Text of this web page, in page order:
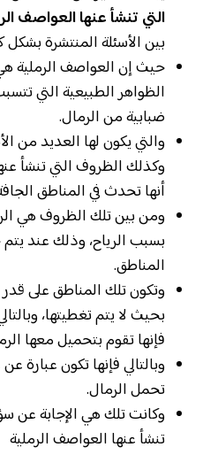
التي تنشأ عنها العواصف
بين الأسئلة المنتشرة بشكل
حيث إن العواصف الرملية
الظواهر الطبيعية التي
ضبابية من الرمال.
والتي يكون لها العديد من
وكذلك الظروف التي تنشأ
أنها تحدث في المناطق
ومن بين تلك الظروف هي
بسبب الرياح، وذلك عند
المناطق.
وتكون تلك المناطق على
بحيث لا يتم تغطيتها،
فإنها تقوم بتحميل معها
وبالتالي فإنها تكون عبارة
تحمل الرمال.
وكانت تلك هي الإجابة عن
تنشأ عنها العواصف الرملية